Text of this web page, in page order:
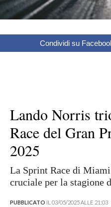
Condividi su
Lando Norris
Race del Gran
2025
La Sprint Race di
cruciale per la stagione
PUBBLICATO IL 03/05/2025 ALLE 21:03